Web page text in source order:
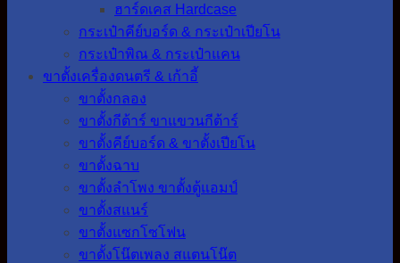
ฮาร์ดเคส Hardcase
กระเป๋าคีย์บอร์ด & กระเป๋าเปียโน
กระเป๋าพิณ & กระเป๋าแคน
ขาตั้งเครื่องดนตรี & เก้าอี้
ขาตั้งกลอง
ขาตั้งกีต้าร์ ขาแขวนกีต้าร์
ขาตั้งคีย์บอร์ด & ขาตั้งเปียโน
ขาตั้งฉาบ
ขาตั้งลำโพง ขาตั้งตู้แอมป์
ขาตั้งสแนร์
ขาตั้งแซกโซโฟน
ขาตั้งโน๊ตเพลง สแตนโน๊ต